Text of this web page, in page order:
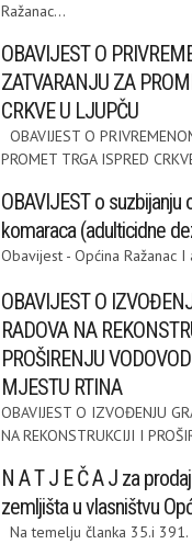
Ražanac...
OBAVIJEST O
ZATVARANJU ZA
CRKVE U LJUPČU
OBAVIJEST O
PROMET TRGA ISPRED
OBAVIJEST o suzbijanju
komaraca (adulticidne
Obavijest - Općina Ražanac I
OBAVIJEST O
RADOVA NA
PROŠIRENJU
MJESTU RTINA
OBAVIJEST O IZVOĐENJU
NA REKONSTRUKCIJI I
N A T J E Č A J za
zemljišta u vlasništvu
Na temelju članka 35.i